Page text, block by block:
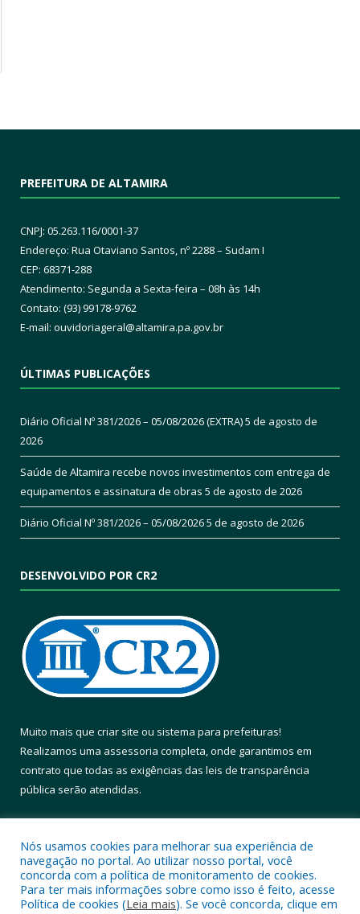
PREFEITURA DE ALTAMIRA
CNPJ: 05.263.116/0001-37
Endereço: Rua Otaviano Santos, nº 2288 – Sudam I
CEP: 68371-288
Atendimento: Segunda a Sexta-feira – 08h às 14h
Contato: (93) 99178-9762
E-mail: ouvidoriageral@altamira.pa.gov.br
ÚLTIMAS PUBLICAÇÕES
Diário Oficial Nº 381/2026 – 05/08/2026 (EXTRA)5 de agosto de
2026
Saúde de Altamira recebe novos investimentos com entrega de
equipamentos e assinatura de obras 5 de agosto de 2026
Diário Oficial Nº 381/2026 – 05/08/20265 de agosto de 2026
DESENVOLVIDO POR CR2
Muito mais que criar site ou sistema para prefeituras!
Realizamos uma assessoria completa, onde garantimos em
contrato que todas as exigências das leis de transparência
pública serão atendidas.
Todos os direitos reservados a Prefeitura Municipal de Altamira.
Nós usamos cookies para melhorar sua experiência de
navegação no portal. Ao utilizar nosso portal, você
concorda com a política de monitoramento de cookies.
Para ter mais informações sobre como isso é feito, acesse
Política de cookies (Leia mais). Se você concorda, clique em